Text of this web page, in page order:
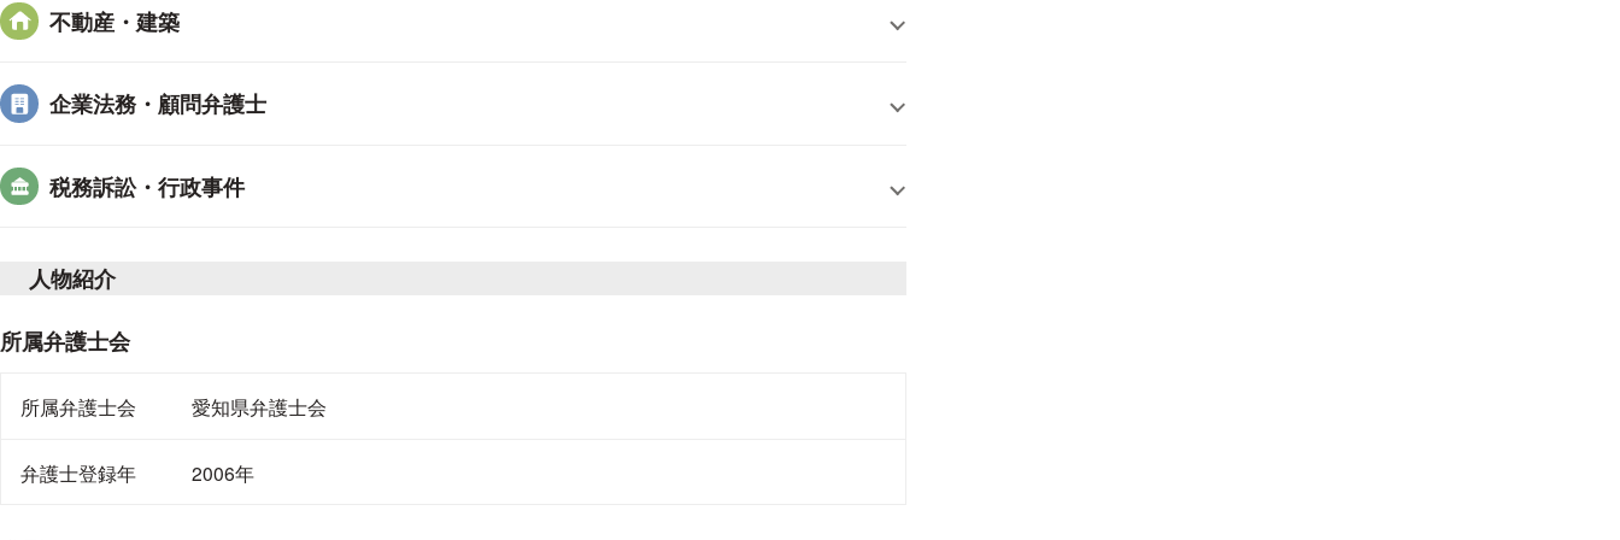
昭和58年2月生
中村高等学校卒
名古屋大学法学部卒
不動産・建築
企業法務・顧問弁護士
税務訴訟・行政事件
人物紹介
所属弁護士会
所属弁護士会 愛知県弁護士会
弁護士登録年 2006年